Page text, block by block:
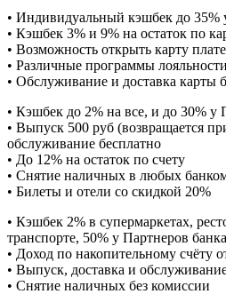
• Индивидуальный кэшбек до 35%
• Кэшбек 3% и 9% на остаток по
• Возможность открыть карту
• Различные программы
• Обслуживание и доставка карты
• Кэшбек до 2% на все, и до 30% у
• Выпуск 500 руб (возвращается
обслуживание бесплатно
• До 12% на остаток по счету
• Снятие наличных в любых
• Билеты и отели со скидкой 20%
• Кэшбек 2% в супермаркетах,
транспорте, 50% у Партнеров банка
• Доход по накопительному счёту
• Выпуск, доставка и
• Снятие наличных без комиссии